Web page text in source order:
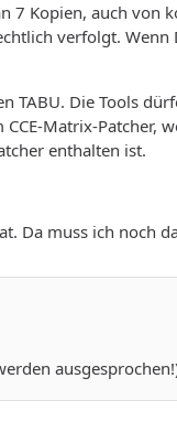
7 Kopien, auch von
verfolgt. Wenn
TABU. Die Tools
Matrix-Patcher,
enthalten ist.
Da muss ich noch